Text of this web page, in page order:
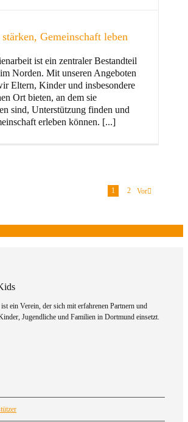
Gemeinschaft leben
ist ein zentraler Bestandteil
Norden. Mit unseren Angeboten
Eltern, Kinder und insbesondere
Ort bieten, an dem sie
sind, Unterstützung finden und
erleben können. [...]
1 2 Vor
ein Verein, der sich mit erfahrenen Partnern und
Jugendliche und Familien in Dortmund einsetzt.